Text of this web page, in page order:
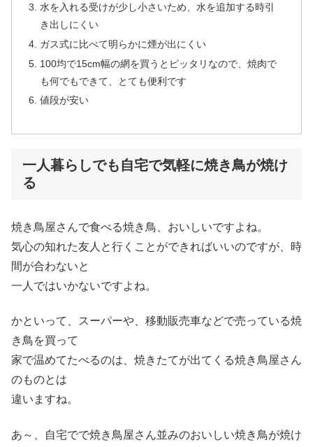
水を入れる受けが少し小さいため、水を追加する時引
き出しにくい
ガス式に比べて明らかに煙が出にくい
100均で15cm幅の網を買うとピッタリなので、焼肉で
も何でもできて、とても便利です
値段が安い
一人暮らしでも自宅で気軽に焼き鳥が焼け
る
焼き鳥屋さんで食べる焼き鳥、おいしいですよね。
気心の知れた友人と行くことができればいいのですが、時
間が合わないと
一人ではいかないですよね。
かといって、スーパーや、移動販売車などで売っている焼
き鳥を買って
家で温めてたべるのは、焼きたてが出てくる焼き鳥屋さん
のものとは
違いますね。
あ～、自宅でで焼き鳥屋さん並みのおいしい焼き鳥が焼け